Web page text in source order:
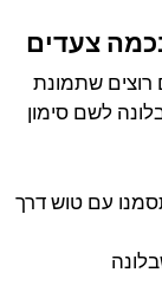
צעדים
רוצים שתמונת
לשם סימון
עם טוש דרך